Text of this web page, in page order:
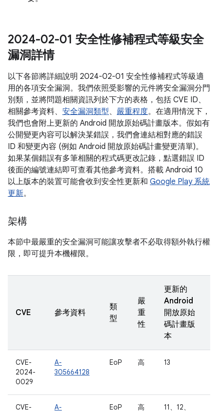
2024-02-01 安全性修補程式等級安全
漏洞詳情
以下各節將詳細說明 2024-02-01 安全性修補程式等級適
用的各項安全漏洞。我們依照受影響的元件將安全漏洞分門
別類，並將問題相關資訊列於下方的表格，包括 CVE ID、
相關參考資料、 安全漏洞類型、 嚴重程度。在適用情況下，
我們也會附上更新的 Android 開放原始碼計畫版本。假如有
公開變更內容可以解決某錯誤，我們會連結相對應的錯誤
ID 和變更內容 (例如 Android 開放原始碼計畫變更清單)。
如果某個錯誤有多筆相關的程式碼更改記錄，點選錯誤 ID
後面的編號連結即可查看其他參考資料。搭載 Android 10
以上版本的裝置可能會收到安全性更新和 Google Play 系統
更新。
架構
本節中最嚴重的安全漏洞可能讓攻擊者不必取得額外執行權
限，即可提升本機權限。
CVE 參考資料
類
型
嚴
重
性
更新的
Android
開放原始
碼計畫版
本
CVE-
2024-
0029
A-
305664128
EoP 高 13
CVE- A- EoP 高 11、12、